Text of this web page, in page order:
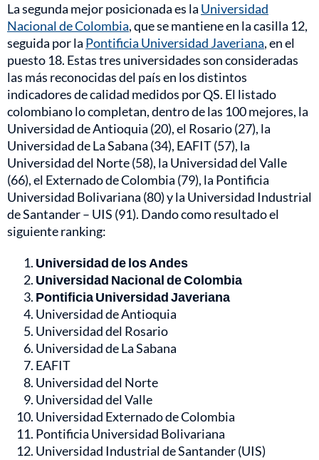
La segunda mejor posicionada es la Universidad
Nacional de Colombia, que se mantiene en la casilla 12,
seguida por la Pontificia Universidad Javeriana, en el
puesto 18. Estas tres universidades son consideradas
las más reconocidas del país en los distintos
indicadores de calidad medidos por QS. El listado
colombiano lo completan, dentro de las 100 mejores, la
Universidad de Antioquia (20), el Rosario (27), la
Universidad de La Sabana (34), EAFIT (57), la
Universidad del Norte (58), la Universidad del Valle
(66), el Externado de Colombia (79), la Pontificia
Universidad Bolivariana (80) y la Universidad Industrial
de Santander – UIS (91). Dando como resultado el
siguiente ranking:
Universidad de los Andes
Universidad Nacional de Colombia
Pontificia Universidad Javeriana
Universidad de Antioquia
Universidad del Rosario
Universidad de La Sabana
EAFIT
Universidad del Norte
Universidad del Valle
Universidad Externado de Colombia
Pontificia Universidad Bolivariana
Universidad Industrial de Santander (UIS)